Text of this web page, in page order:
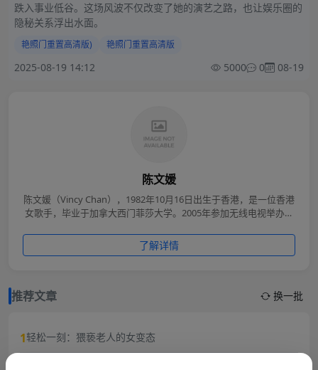
跌入事业低谷。这场风波不仅改变了她的演艺之路，也让娱乐圈的
隐秘关系浮出水面。
艳照门重置高清版) 艳照门重置高清版
2025-08-19 14:12 5000 0 08-19
陈文媛
陈文媛（Vincy Chan），1982年10月16日出生于香港，是一位香港
女歌手，毕业于加拿大西门菲莎大学。2005年参加无线电视举办的
娱乐正式出道。陈文媛以清新的形象与细腻的唱腔受到乐迷喜爱，
代表作包括《我的天国》、《今天终于知道错》、《难得一遇》
了解详情
推荐文章 换一批
1轻松一刻：猥亵老人的女变态